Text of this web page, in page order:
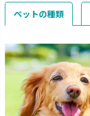
ペットの種類